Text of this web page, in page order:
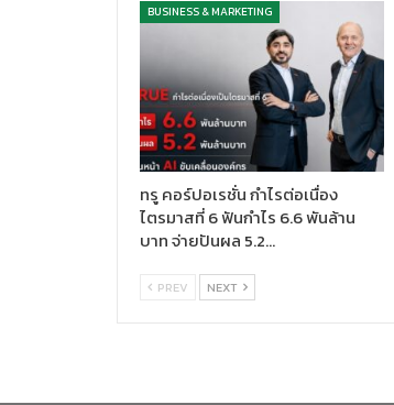
BUSINESS & MARKETING
ทรู คอร์ปอเรชั่น กำไรต่อเนื่อง
ไตรมาสที่ 6 ฟันกำไร 6.6 พันล้าน
บาท จ่ายปันผล 5.2…
PREV NEXT